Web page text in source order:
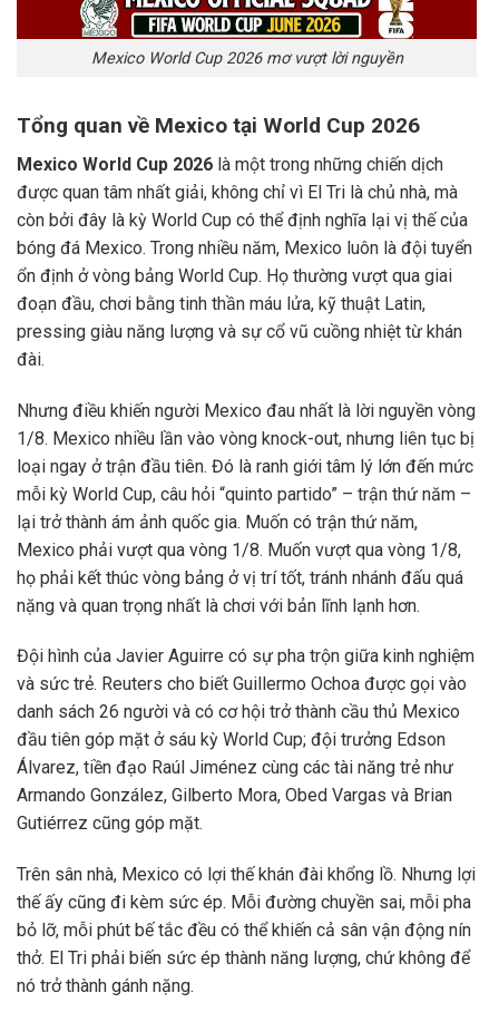
Mexico World Cup 2026 mơ vượt lời nguyền
Tổng quan về Mexico tại World Cup 2026
Mexico World Cup 2026 là một trong những chiến dịch
được quan tâm nhất giải, không chỉ vì El Tri là chủ nhà, mà
còn bởi đây là kỳ World Cup có thể định nghĩa lại vị thế của
bóng đá Mexico. Trong nhiều năm, Mexico luôn là đội tuyển
ổn định ở vòng bảng World Cup. Họ thường vượt qua giai
đoạn đầu, chơi bằng tinh thần máu lửa, kỹ thuật Latin,
pressing giàu năng lượng và sự cổ vũ cuồng nhiệt từ khán
đài.
Nhưng điều khiến người Mexico đau nhất là lời nguyền vòng
1/8. Mexico nhiều lần vào vòng knock-out, nhưng liên tục bị
loại ngay ở trận đầu tiên. Đó là ranh giới tâm lý lớn đến mức
mỗi kỳ World Cup, câu hỏi “quinto partido” – trận thứ năm –
lại trở thành ám ảnh quốc gia. Muốn có trận thứ năm,
Mexico phải vượt qua vòng 1/8. Muốn vượt qua vòng 1/8,
họ phải kết thúc vòng bảng ở vị trí tốt, tránh nhánh đấu quá
nặng và quan trọng nhất là chơi với bản lĩnh lạnh hơn.
Đội hình của Javier Aguirre có sự pha trộn giữa kinh nghiệm
và sức trẻ. Reuters cho biết Guillermo Ochoa được gọi vào
danh sách 26 người và có cơ hội trở thành cầu thủ Mexico
đầu tiên góp mặt ở sáu kỳ World Cup; đội trưởng Edson
Álvarez, tiền đạo Raúl Jiménez cùng các tài năng trẻ như
Armando González, Gilberto Mora, Obed Vargas và Brian
Gutiérrez cũng góp mặt.
Trên sân nhà, Mexico có lợi thế khán đài khổng lồ. Nhưng lợi
thế ấy cũng đi kèm sức ép. Mỗi đường chuyền sai, mỗi pha
bỏ lỡ, mỗi phút bế tắc đều có thể khiến cả sân vận động nín
thở. El Tri phải biến sức ép thành năng lượng, chứ không để
nó trở thành gánh nặng.